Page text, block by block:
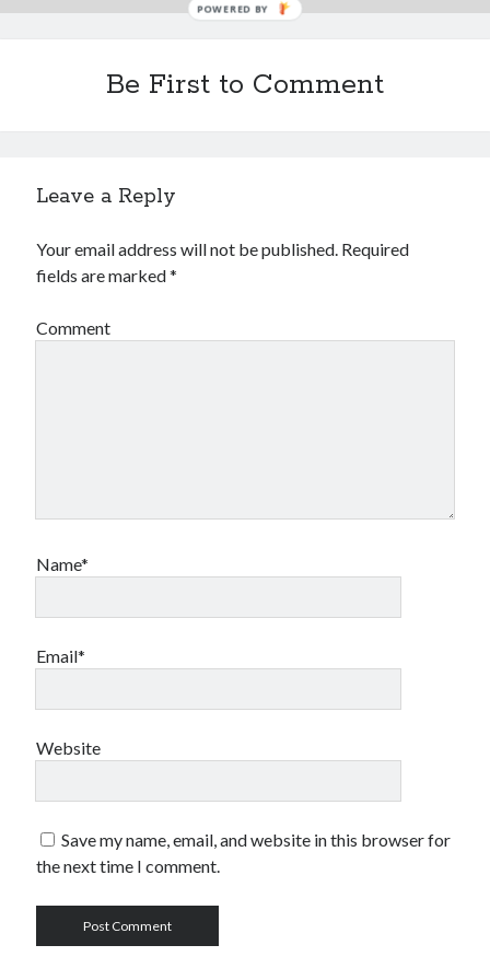
Be First to Comment
Leave a Reply
Your email address will not be published. Required
fields are marked*
Comment
Name*
Email*
Website
Save my name, email, and website in this browser for
the next time I comment.
POWERED BY